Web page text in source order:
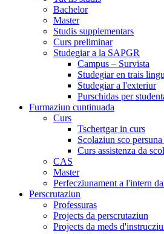
Bachelor
Master
Studis supplementars
Curs preliminar
Studegiar a la SAPGR
Campus – Survista
Studegiar en trais
Studegiar a l'exteriur
Purschidas per
Furmaziun cuntinuada
Curs
Tschertgar in curs
Scolaziun sco
Curs assistenza da
CAS
Master
Perfecziunament a l'intern
Perscrutaziun
Professuras
Projects da perscrutaziun
Projects da meds